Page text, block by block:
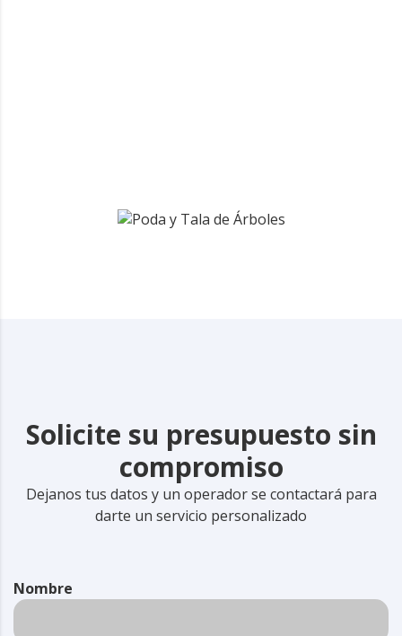
Solicite su presupuesto sin
compromiso
Dejanos tus datos y un operador se contactará para
darte un servicio personalizado
Nombre